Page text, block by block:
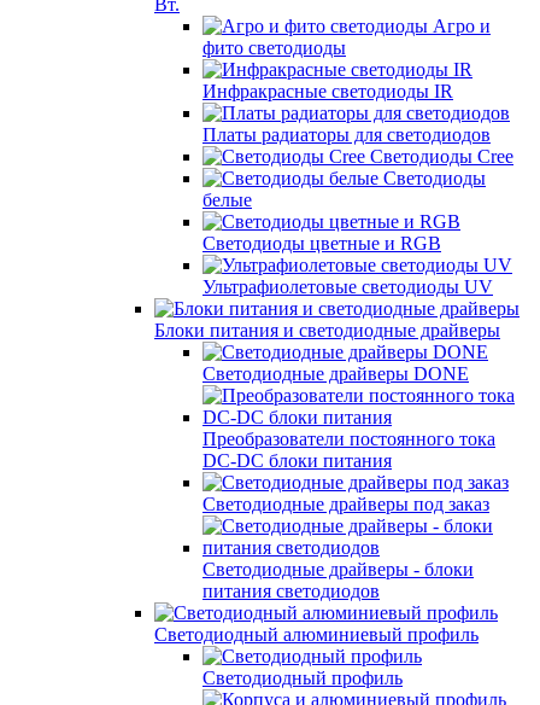
Агро и
фито светодиоды
Инфракрасные светодиоды IR
Платы радиаторы для светодиодов
Светодиоды Cree
Светодиоды
белые
Светодиоды цветные и RGB
Ультрафиолетовые светодиоды UV
Блоки питания и светодиодные драйверы
Светодиодные драйверы DONE
Преобразователи постоянного тока
DC-DC блоки питания
Светодиодные драйверы под заказ
Светодиодные драйверы - блоки
питания светодиодов
Светодиодный алюминиевый профиль
Светодиодный профиль